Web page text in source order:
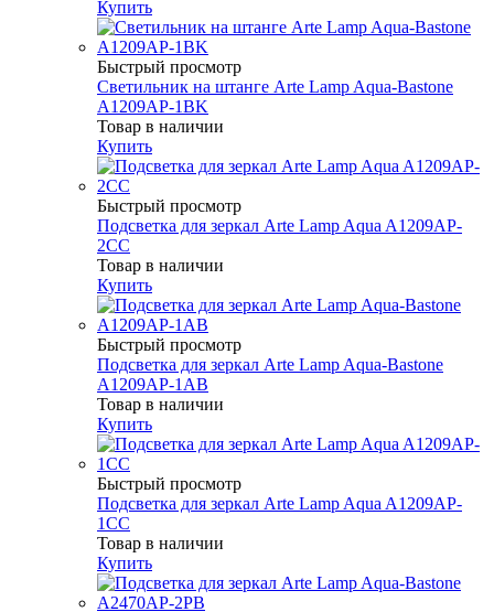
Купить
Быстрый просмотр
Светильник на штанге Arte Lamp Aqua-Bastone
A1209AP-1BK
Товар в наличии
Купить
Быстрый просмотр
Подсветка для зеркал Arte Lamp Aqua A1209AP-
2CC
Товар в наличии
Купить
Быстрый просмотр
Подсветка для зеркал Arte Lamp Aqua-Bastone
A1209AP-1AB
Товар в наличии
Купить
Быстрый просмотр
Подсветка для зеркал Arte Lamp Aqua A1209AP-
1CC
Товар в наличии
Купить